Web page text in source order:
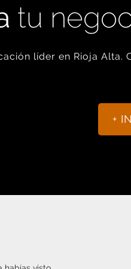
tu
líder en Rioja Alta.
+